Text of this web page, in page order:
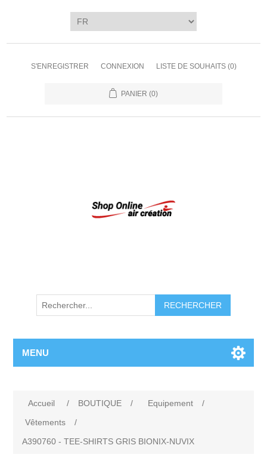
S'ENREGISTRER CONNEXION LISTE DE SOUHAITS (0)
PANIER (0)
RECHERCHER
MENU
Accueil / BOUTIQUE / Equipement
/
Vêtements
/
A390760 - TEE-SHIRTS GRIS BIONIX-NUVIX